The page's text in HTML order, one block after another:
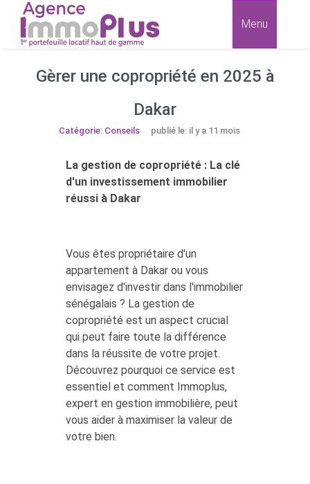
Menu
Gèrer une copropriété en 2025 à
Dakar
Catégorie: Conseils publié le: il y a 11 mois
La gestion de copropriété : La clé
d'un investissement immobilier
réussi à Dakar
Vous êtes propriétaire d'un
appartement à Dakar ou vous
envisagez d'investir dans l'immobilier
sénégalais ? La gestion de
copropriété est un aspect crucial
qui peut faire toute la différence
dans la réussite de votre projet.
Découvrez pourquoi ce service est
essentiel et comment Immoplus,
expert en gestion immobilière, peut
vous aider à maximiser la valeur de
votre bien.